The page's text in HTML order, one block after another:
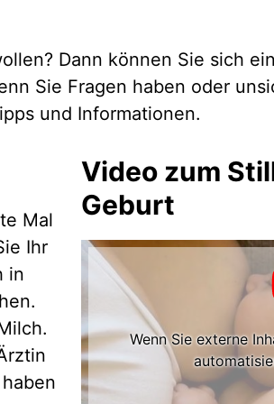
Dann können Sie sich
Sie Fragen haben oder
und Informationen.
Mal
Ihr
in
Video zum
Geburt
Wenn Sie externe